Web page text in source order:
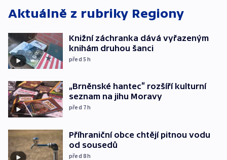
Aktuálně z rubriky Regiony
Knižní záchranka dává vyřazeným
knihám druhou šanci
před 5h
„Brněnské hantec“ rozšíří kulturní
seznam na jihu Moravy
před 7h
Příhraniční obce chtějí pitnou vodu
od sousedů
před 8h